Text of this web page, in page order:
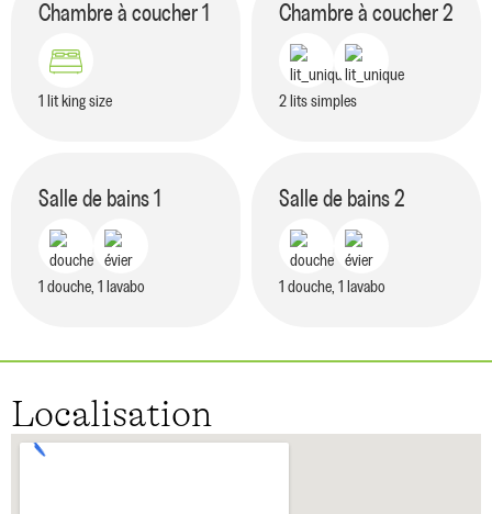
Chambre à coucher1
1 lit king size
Chambre à coucher2
2 lits simples
Salle de bains1
1 douche, 1 lavabo
Salle de bains2
1 douche, 1 lavabo
Localisation